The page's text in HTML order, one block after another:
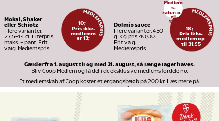
Mokai, Shaker
eller Schiøtz
Flere varianter.
27,5-44 cl. Literpris
maks. + pant. Frit
valg. Medlemspris
10,-
Pris ikke-
medlemm
er 13,-
Dolmio sauce
Flere varianter. 450
g. Kg-pris 40,00.
Frit valg.
Medlemspris
Medlem
s-
rabat op
til
13
18,-
Pris ikke-
medlem op
til 31.95
Gælder fra 1. august til og med 31. august, så længe lager haves.
Bliv Coop Medlem og få del i de eksklusive medlemsfordele nu.
Et medlemskab af Coop koster et engangsbeløb på 200 kr. Læs mere på
medlem.coop.dk